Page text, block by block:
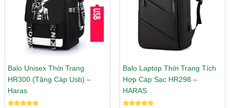
Balo Unisex Thời Trang
HR300 (Tặng Cáp Usb) –
Haras
Balo Laptop Thời Trang Tích
Hợp Cáp Sạc HR298 –
HARAS